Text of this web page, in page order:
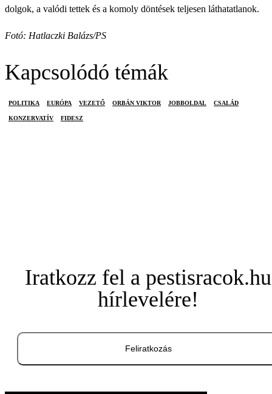
dolgok, a valódi tettek és a komoly döntések teljesen láthatatlanok.
Fotó: Hatlaczki Balázs/PS
Kapcsolódó témák
POLITIKA EURÓPA VEZETŐ ORBÁN VIKTOR JOBBOLDAL CSALÁD
KONZERVATÍV FIDESZ
Iratkozz fel a pestisracok.hu
hírlevelére!
Feliratkozás